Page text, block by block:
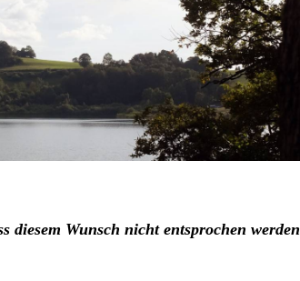
diesem Wunsch nicht entsprochen werden